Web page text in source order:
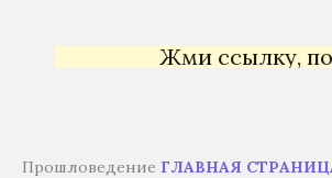
Жми ссылку,
Прошловедение ГЛАВНАЯ